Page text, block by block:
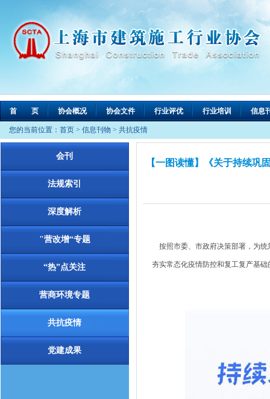
首 页 协会概况 协会文件 行业评优 行业培训 信息
您的当前位置： 首页 > 信息刊物 > 共抗疫情
会刊
法规索引
深度解析
"营改增“专题
“热”点关注
营商环境专题
共抗疫情
党建成果
【一图读懂】《关于持续巩
按照市委、市政府决策部署，为统
夯实常态化疫情防控和复工复产基